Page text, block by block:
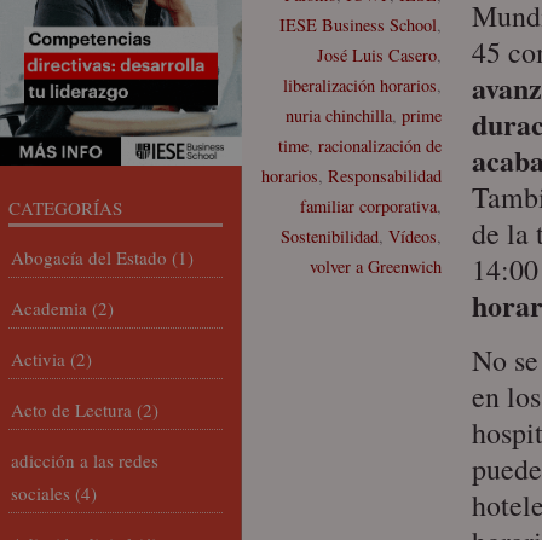
IESE Business School,
José Luis Casero,
liberalización horarios,
nuria chinchilla, prime
time, racionalización de
horarios, Responsabilidad
familiar corporativa,
Sostenibilidad, Vídeos,
volver a Greenwich
45
de la
No
en
CATEGORÍAS
Abogacía del Estado (1)
Academia (2)
Activia (2)
Acto de Lectura (2)
adicción a las redes
sociales (4)